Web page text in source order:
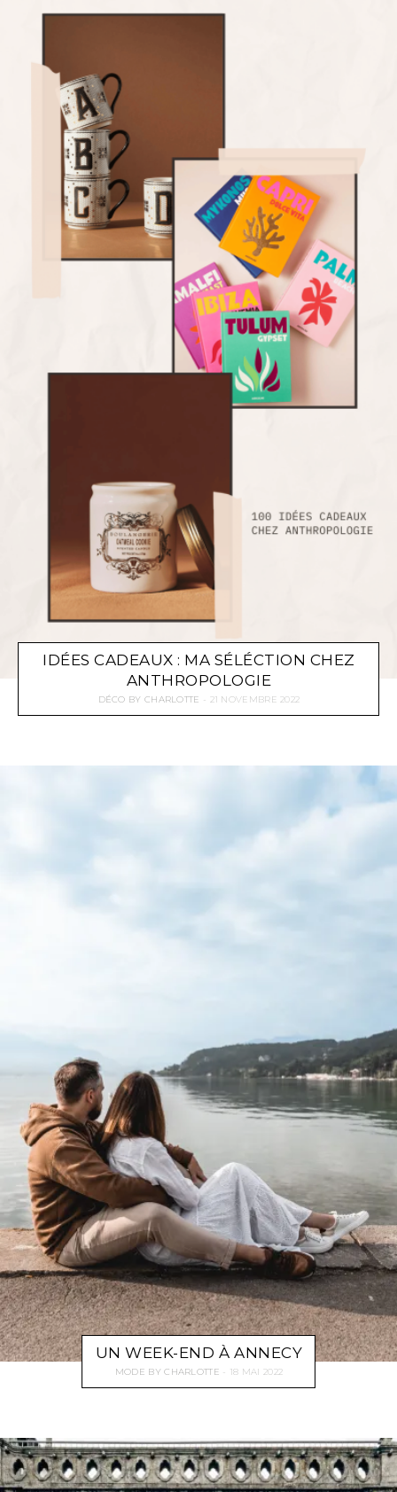
IDÉES CADEAUX : MA SÉLÉCTION CHEZ
ANTHROPOLOGIE
DÉCO BY CHARLOTTE 21 NOVEMBRE 2022
UN WEEK-END À ANNECY
MODE BYCHARLOTTE 18 MAI 2022